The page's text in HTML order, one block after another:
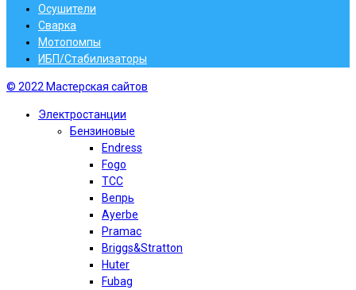
Осушители
Сварка
Мотопомпы
ИБП/Стабилизаторы
© 2022 Мастерская сайтов
Электростанции
Бензиновые
Endress
Fogo
TCC
Вепрь
Ayerbe
Pramac
Briggs&Stratton
Huter
Fubag